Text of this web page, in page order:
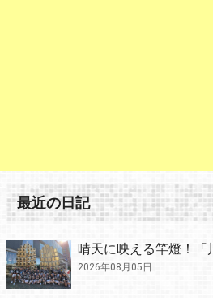
最近の日記
晴天に映える竿燈！「
2026年08月05日